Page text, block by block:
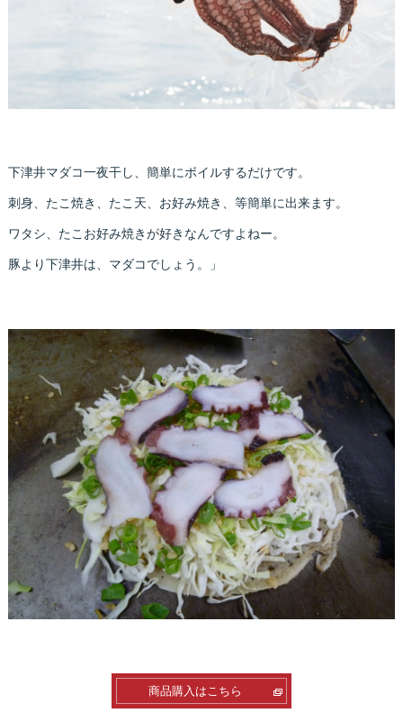
下津井マダコ一夜干し、簡単にボイルするだけです。
刺身、たこ焼き、たこ天、お好み焼き、等簡単に出来ます。
ワタシ、たこお好み焼きが好きなんですよねー。
豚より下津井は、マダコでしょう。」
商品購入はこちら